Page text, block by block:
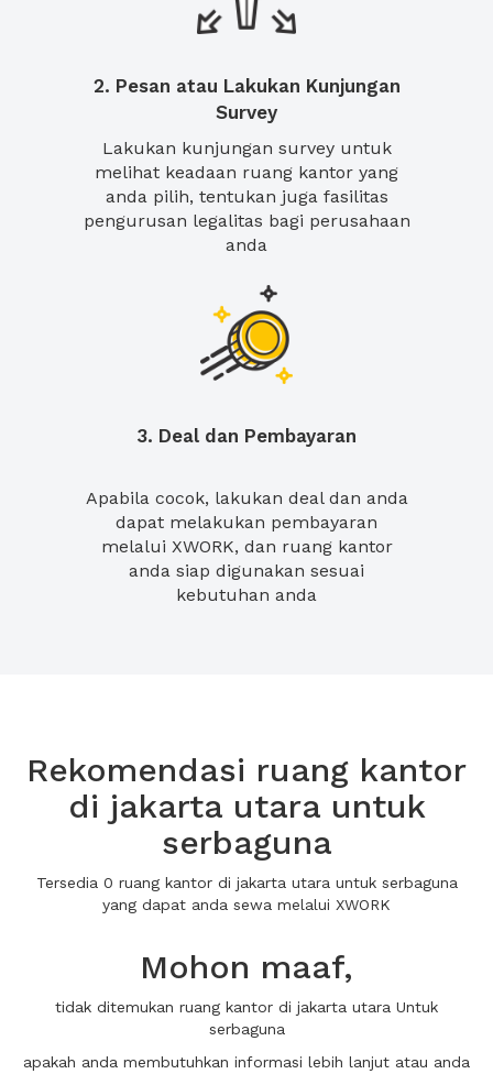
2. Pesan atau Lakukan Kunjungan
Survey
Lakukan kunjungan survey untuk
melihat keadaan ruang kantor yang
anda pilih, tentukan juga fasilitas
pengurusan legalitas bagi perusahaan
anda
3. Deal dan Pembayaran
Apabila cocok, lakukan deal dan anda
dapat melakukan pembayaran
melalui XWORK, dan ruang kantor
anda siap digunakan sesuai
kebutuhan anda
Rekomendasi ruang kantor
di jakarta utara untuk
serbaguna
Tersedia 0 ruang kantor di jakarta utara untuk serbaguna
yang dapat anda sewa melalui XWORK
Mohon maaf,
tidak ditemukan ruang kantor di jakarta utara Untuk
serbaguna
apakah anda membutuhkan informasi lebih lanjut atau anda